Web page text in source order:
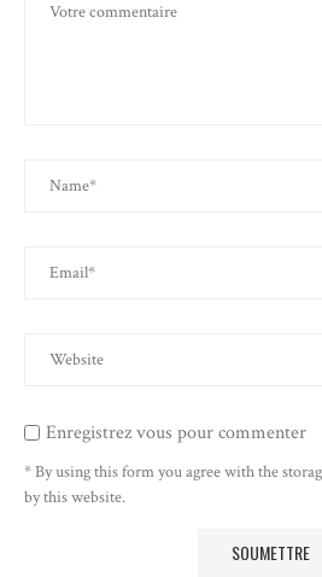
Enregistrez vous pour commenter
* By using this form you agree with the
by this website.